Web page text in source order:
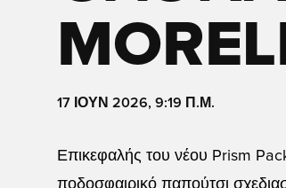
17 ΙΟΥΝ 2026, 9:19 Π.Μ.
Επικεφαλής του νέου Prism
ποδοσφαιρικό παπούτσι